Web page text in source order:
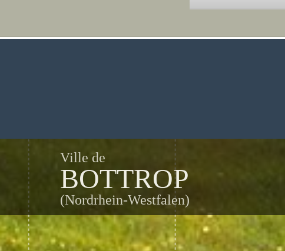
Ville de
BOTTROP
(Nordrhein-Westfalen)